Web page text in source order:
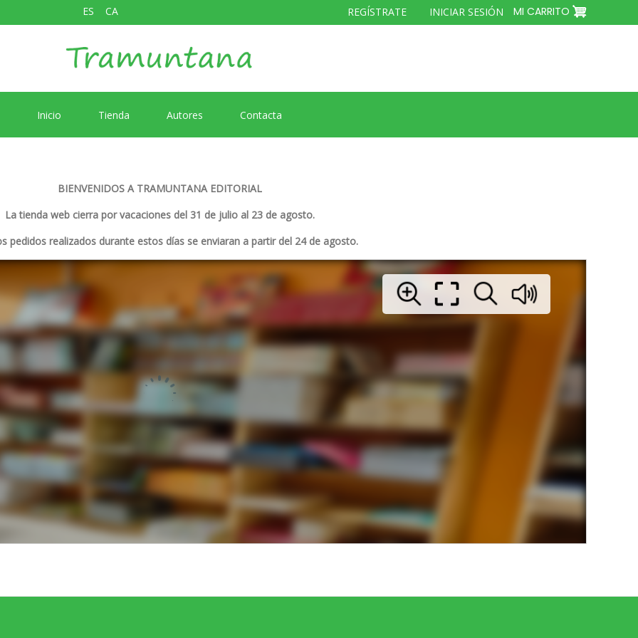
MI CARRITO
ES CA
MENÚ
DEL
REGÍSTRATE INICIAR SESIÓN
Inicio Tienda Autores Contacta
BIENVENIDOS A TRAMUNTANA EDITORIAL
La tienda web cierra por vacaciones del 31 de julio al 23 de agosto.
pedidos realizados durante estos días se enviaran a partir del 24 de agosto.